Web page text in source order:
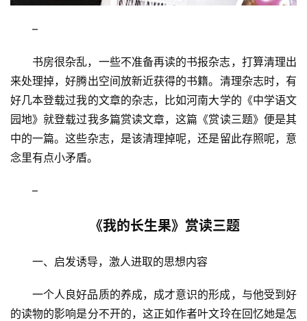
–
书房很杂乱，一些不准备再读的书报杂志，打算清理出
来处理掉，好腾出空间放新近获得的书籍。清理杂志时，有
好几本登载过我的文章的杂志，比如河南大学的《中学语文
园地》就登载过我多篇赏读文章，这篇《赏读三题》便是其
中的一篇。这些杂志，是该清理掉呢，还是留此存照呢，意
念里有点小矛盾。
–
《我的长生果》赏读三题
一、启发诱导，激人进取的思想内容
一个人良好品质的养成，成才意识的形成，与他受到好
的读物的影响是分不开的，这正如作者叶文玲在回忆她是怎